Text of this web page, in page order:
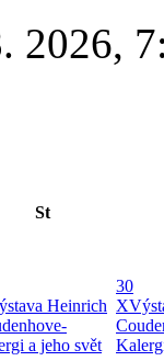
2026,
St
Heinrich
a jeho svět
30
X